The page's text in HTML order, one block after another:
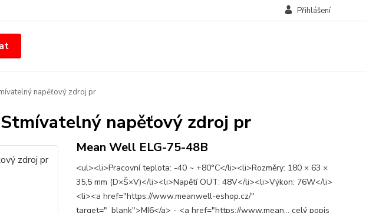
Přihlášení
napěťový zdroj pr
napěťový zdroj pr
Mean Well ELG-75-48B
<ul><li>Pracovní teplota: -40 ~ +80°C</li><li>Rozměry: 180 × 63 ×
35,5 mm (D×Š×V)</li><li>Napětí OUT: 48V</li><li>Výkon: 76W</li>
<li><a href="https://www.meanwell-eshop.cz/"
target="_blank">MI6</a> - <a href="https://www.mean... celý popis